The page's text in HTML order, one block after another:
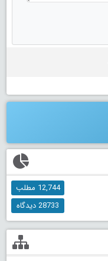
12,744 مطلب
28733 دیدگاه